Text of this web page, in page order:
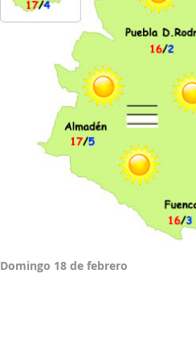
Domingo 18 de febrero